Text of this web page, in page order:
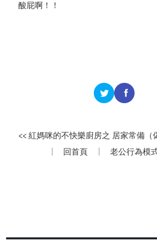
酸屁啊！！
<< 紅媽咪的不快樂廚房之 居家常備（
回首頁 老公行為模